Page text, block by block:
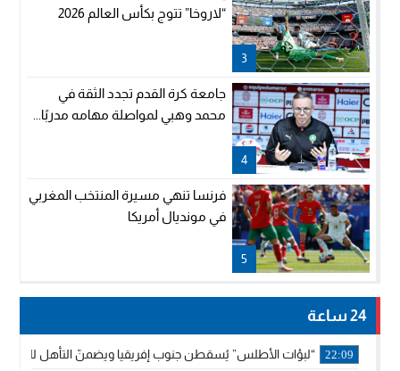
3
“لاروخا” تتوج بكأس العالم 2026
4
جامعة كرة القدم تجدد الثقة في
محمد وهبي لمواصلة مهامه مدربًا...
5
فرنسا تنهي مسيرة المنتخب المغربي
في مونديال أمريكا
24 ساعة
22:09 “لبؤات الأطلس” يُسقطن جنوب إفريقيا ويضمنّ التأهل